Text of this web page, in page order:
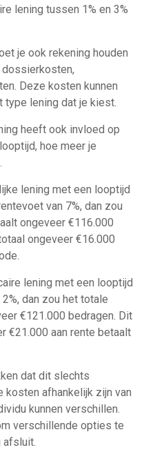
lening tussen 1% en 3%
je ook rekening houden
Deze kosten kunnen
type lening dat je kiest.
heeft ook invloed op
hoe meer je
lening met een looptijd
van 7%, dan zou
ongeveer €116.000
ongeveer €16.000
lening met een looptijd
dan zou het totale
€121.000 bedragen. Dit
€21.000 aan rente betaalt
dat dit slechts
kosten afhankelijk zijn van
kunnen verschillen.
verschillende opties te
afsluit.